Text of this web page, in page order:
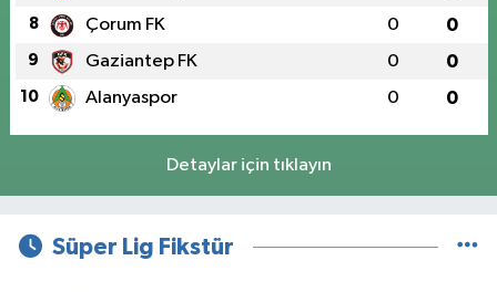
8 Çorum FK 0 0
9 Gaziantep FK 0 0
10 Alanyaspor 0 0
Detaylar için tıklayın
Süper Lig Fikstür